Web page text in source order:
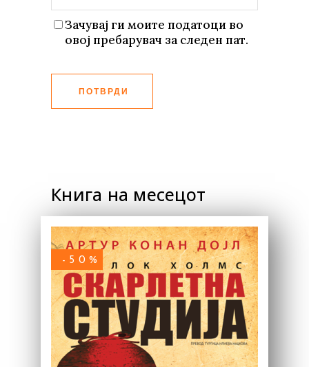
Зачувај ги моите податоци во
овој пребарувач за следен пат.
ПОТВРДИ
Книга на месецот
-50%